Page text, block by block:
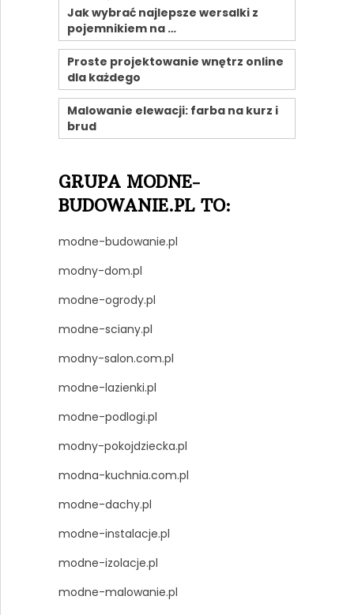
Jak wybrać najlepsze wersalki z
pojemnikiem na …
Proste projektowanie wnętrz online
dla każdego
Malowanie elewacji: farba na kurz i
brud
GRUPA MODNE-
BUDOWANIE.PL TO:
modne-budowanie.pl
modny-dom.pl
modne-ogrody.pl
modne-sciany.pl
modny-salon.com.pl
modne-lazienki.pl
modne-podlogi.pl
modny-pokojdziecka.pl
modna-kuchnia.com.pl
modne-dachy.pl
modne-instalacje.pl
modne-izolacje.pl
modne-malowanie.pl